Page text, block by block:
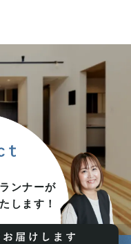
ンナーが
します！